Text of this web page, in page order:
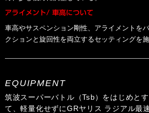
アライメント/ 車高について
車高やサスペンション剛性、アライメントを
クションと旋回性を両立するセッティングを施
EQUIPMENT
筑波スーパーバトル（Tsb）をはじめと
て、軽量化せずにGRヤリス ラジアル最